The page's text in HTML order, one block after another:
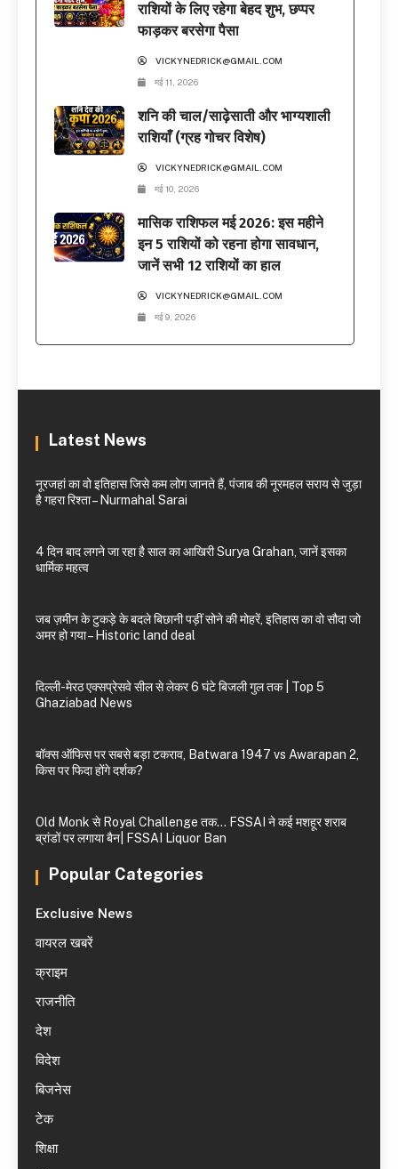
राशियों के लिए रहेगा बेहद शुभ, छप्पर
फाड़कर बरसेगा पैसा
VICKYNEDRICK@GMAIL.COM
मई 11, 2026
शनि की चाल/साढ़ेसाती और भाग्यशाली
राशियाँ (ग्रह गोचर विशेष)
VICKYNEDRICK@GMAIL.COM
मई 10, 2026
मासिक राशिफल मई 2026: इस महीने
इन 5 राशियों को रहना होगा सावधान,
जानें सभी 12 राशियों का हाल
VICKYNEDRICK@GMAIL.COM
मई 9, 2026
Latest News
नूरजहां का वो इतिहास जिसे कम लोग जानते हैं, पंजाब की नूरमहल सराय से जुड़ा
है गहरा रिश्ता – Nurmahal Sarai
4 दिन बाद लगने जा रहा है साल का आखिरी Surya Grahan, जानें इसका
धार्मिक महत्व
जब ज़मीन के टुकड़े के बदले बिछानी पड़ीं सोने की मोहरें, इतिहास का वो सौदा जो
अमर हो गया – Historic land deal
दिल्ली-मेरठ एक्सप्रेसवे सील से लेकर 6 घंटे बिजली गुल तक | Top 5
Ghaziabad News
बॉक्स ऑफिस पर सबसे बड़ा टकराव, Batwara 1947 vs Awarapan 2,
किस पर फिदा होंगे दर्शक?
Old Monk से Royal Challenge तक… FSSAI ने कई मशहूर शराब
ब्रांडों पर लगाया बैन| FSSAI Liquor Ban
Popular Categories
Exclusive News
वायरल खबरें
क्राइम
राजनीति
देश
विदेश
बिजनेस
टेक
शिक्षा